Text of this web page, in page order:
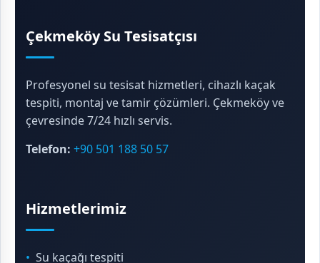
Çekmeköy Su Tesisatçısı
Profesyonel su tesisat hizmetleri, cihazlı kaçak
tespiti, montaj ve tamir çözümleri. Çekmeköy ve
çevresinde 7/24 hızlı servis.
Telefon: +90 501 188 50 57
Hizmetlerimiz
Su kaçağı tespiti